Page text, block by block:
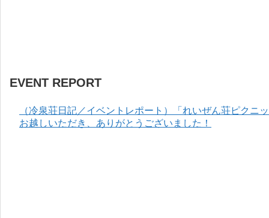
EVENT REPORT
（冷泉荘日記／イベントレポート）「れいぜん荘ピクニ
お越しいただき、ありがとうございました！